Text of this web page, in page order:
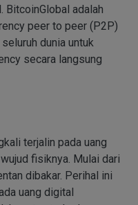
BitcoinGlobal adalah
peer to peer (P2P)
dunia untuk
secara langsung
terjalin pada uang
fisiknya. Mulai dari
dibakar. Perihal ini
uang digital